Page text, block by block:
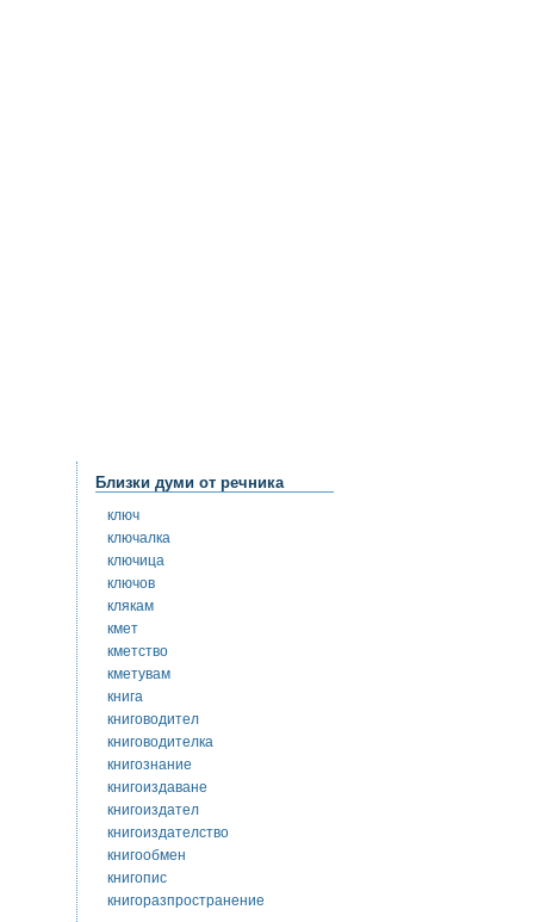
Близки думи от речника
ключ
ключалка
ключица
ключов
клякам
кмет
кметство
кметувам
книга
книговодител
книговодителка
книгознание
книгоиздаване
книгоиздател
книгоиздателство
книгообмен
книгопис
книгоразпространение